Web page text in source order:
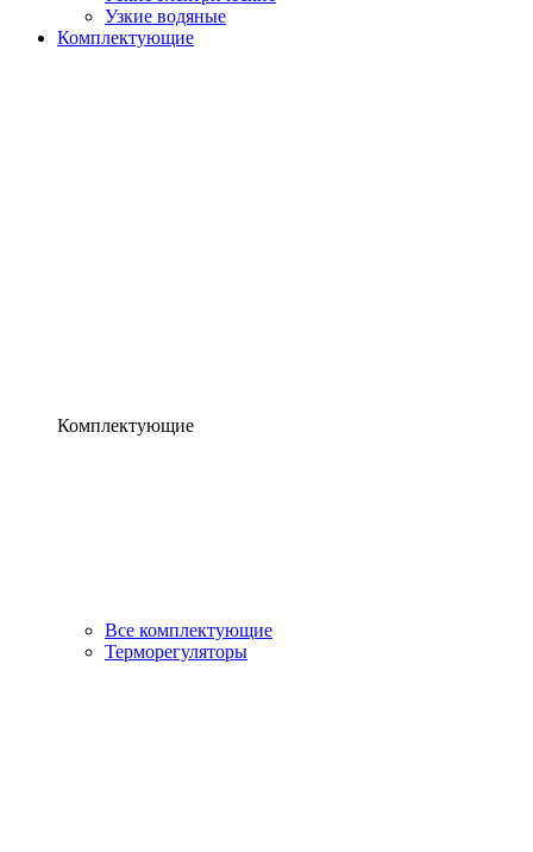
Узкие водяные
Комплектующие
Комплектующие
Все комплектующие
Терморегуляторы